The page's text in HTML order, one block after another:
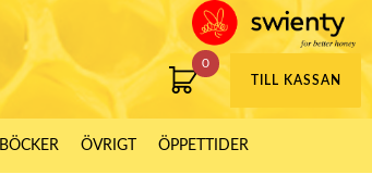
0
TILL KASSAN
BÖCKER ÖVRIGT ÖPPETTIDER